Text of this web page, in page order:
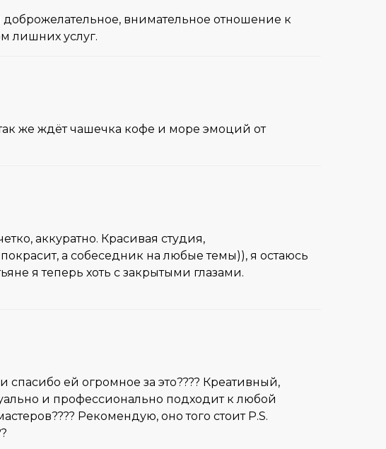
доброжелательное, внимательное отношение к
лишних услуг.
же ждёт чашечка кофе и море эмоций от
аккуратно. Красивая студия,
а собеседник на любые темы)), я остаюсь
я теперь хоть с закрытыми глазами.
спасибо ей огромное за это???? Креативный,
и профессионально подходит к любой
Рекомендую, оно того стоит P.S.